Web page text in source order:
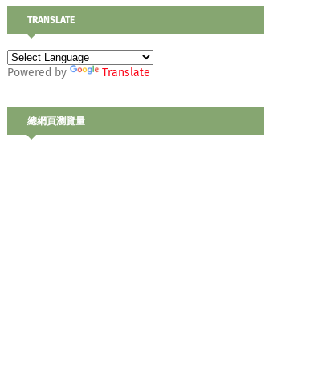
TRANSLATE
Powered by Translate
總網頁瀏覽量